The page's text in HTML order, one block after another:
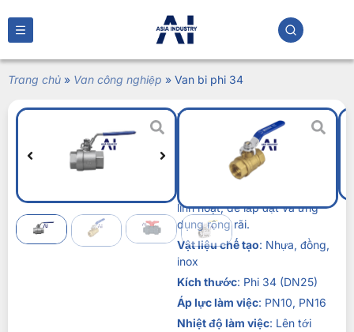
Trang chủ » Van công nghiệp » Van bi phi 34
Van bi phi 34
Van bi phi 34 là phụ kiện quan
trọng trong hệ thống đường
linh hoạt, dễ lắp đặt và ứng
dụng rộng rãi.
Vật liệu chế tạo: Nhựa, đồng,
inox
Kích thước: Phi 34 (DN25)
Áp lực làm việc: PN10, PN16
Nhiệt độ làm việc: Lên tới